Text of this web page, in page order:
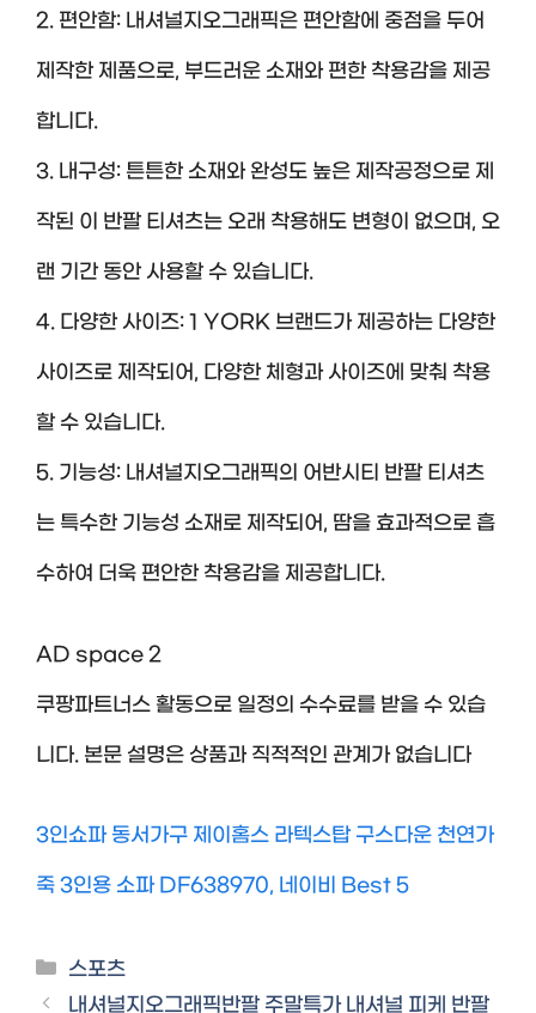
2. 편안함: 내셔널지오그래픽은 편안함에 중점을 두어
제작한 제품으로, 부드러운 소재와 편한 착용감을 제공
합니다.
3. 내구성: 튼튼한 소재와 완성도 높은 제작공정으로 제
작된 이 반팔 티셔츠는 오래 착용해도 변형이 없으며, 오
랜 기간 동안 사용할 수 있습니다.
4. 다양한 사이즈: 1 YORK 브랜드가 제공하는 다양한
사이즈로 제작되어, 다양한 체형과 사이즈에 맞춰 착용
할 수 있습니다.
5. 기능성: 내셔널지오그래픽의 어반시티 반팔 티셔츠
는 특수한 기능성 소재로 제작되어, 땀을 효과적으로 흡
수하여 더욱 편안한 착용감을 제공합니다.
AD space 2
쿠팡파트너스 활동으로 일정의 수수료를 받을 수 있습
니다. 본문 설명은 상품과 직적적인 관계가 없습니다
3인쇼파 동서가구 제이홈스 라텍스탑 구스다운 천연가
죽 3인용 소파 DF638970, 네이비 Best 5
Categories
스포츠
내셔널지오그래픽반팔 주말특가 내셔널 피케 반팔